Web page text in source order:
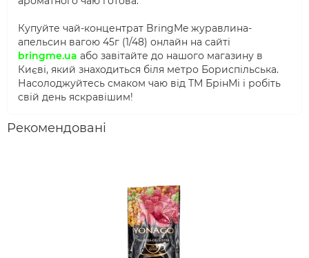
Купуйте чай-концентрат BringMe журавлина-
апельсин вагою 45г (1/48) онлайн на сайті
bringme.ua або завітайте до нашого магазину в
Києві, який знаходиться біля метро Бориспільська.
Насолоджуйтесь смаком чаю від ТМ БрінМі і робіть
свій день яскравішим!
Рекомендовані